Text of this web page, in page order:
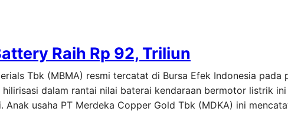
Raih Rp 92, Triliun
Tbk (MBMA) resmi tercatat di Bursa Efek Indonesia pada
dalam rantai nilai baterai kendaraan bermotor listrik
usaha PT Merdeka Copper Gold Tbk (MDKA) ini